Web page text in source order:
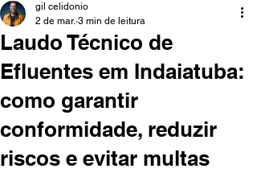
Laudo Técnico de
Efluentes em Indaiatuba:
como garantir
conformidade, reduzir
riscos e evitar multas
gil celidonio
2 de mar. 3 min de leitura